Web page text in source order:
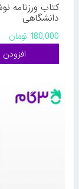
کتاب ورزنامه
دانشگاهی
180,000 تومان